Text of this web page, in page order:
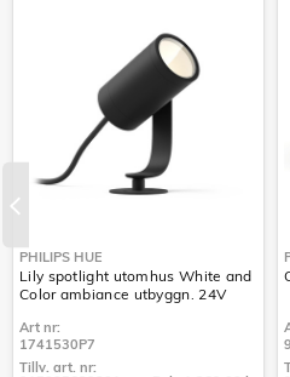
PHILIPS HUE
Lily spotlight utomhus White and
Color ambiance utbyggn. 24V
Art nr:
1741530P7
Tillv. art. nr: